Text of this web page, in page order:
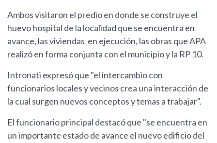
Ambos visitaron el predio en donde se construye el
huevo hospital de la localidad que se encuentra en
avance, las viviendas en ejecución, las obras que APA
realizó en forma conjunta con el municipio y la RP 10.
Intronati expresó que "el intercambio con
funcionarios locales y vecinos crea una interacción de
la cual surgen nuevos conceptos y temas a trabajar".
El funcionario principal destacó que "se encuentra en
un importante estado de avance el nuevo edificio del